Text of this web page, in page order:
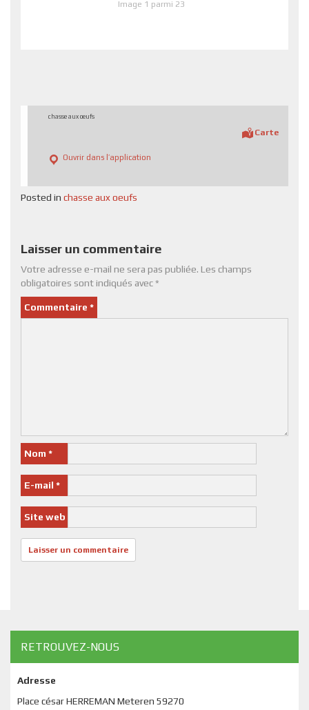
Image 1 parmi 23
chasse aux oeufs
Carte
Ouvrir dans l’application
Posted in chasse aux oeufs
Laisser un commentaire
Votre adresse e-mail ne sera pas publiée. Les champs
obligatoires sont indiqués avec*
Commentaire *
Nom *
E-mail *
Site web
RETROUVEZ-NOUS
Adresse
Place césar HERREMAN Meteren 59270